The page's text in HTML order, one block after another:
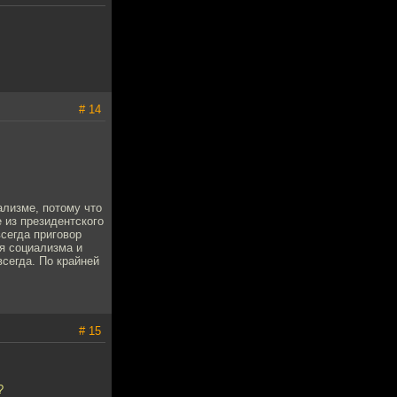
# 14
потому что
президентского
приговор
социализма и
По крайней
# 15